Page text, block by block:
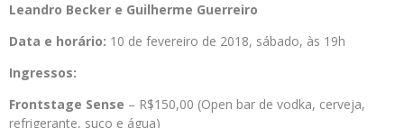
Leandro Becker e Guilherme Guerreiro
Data e horário: 10 de fevereiro de 2018, sábado, às 19h
Ingressos:
Frontstage Sense – R$150,00 (Open bar de vodka, cerveja,
refrigerante, suco e água)